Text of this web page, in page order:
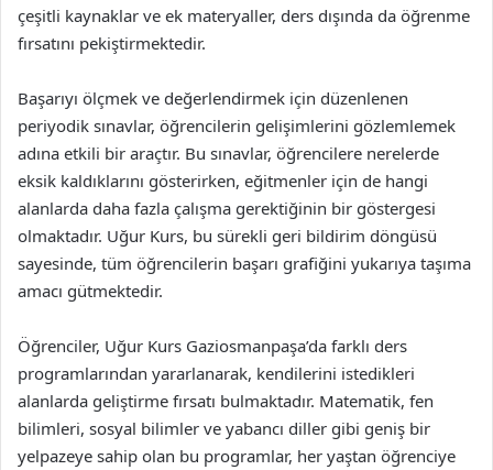
çeşitli kaynaklar ve ek materyaller, ders dışında da öğrenme
fırsatını pekiştirmektedir.
Başarıyı ölçmek ve değerlendirmek için düzenlenen
periyodik sınavlar, öğrencilerin gelişimlerini gözlemlemek
adına etkili bir araçtır. Bu sınavlar, öğrencilere nerelerde
eksik kaldıklarını gösterirken, eğitmenler için de hangi
alanlarda daha fazla çalışma gerektiğinin bir göstergesi
olmaktadır. Uğur Kurs, bu sürekli geri bildirim döngüsü
sayesinde, tüm öğrencilerin başarı grafiğini yukarıya taşıma
amacı gütmektedir.
Öğrenciler, Uğur Kurs Gaziosmanpaşa’da farklı ders
programlarından yararlanarak, kendilerini istedikleri
alanlarda geliştirme fırsatı bulmaktadır. Matematik, fen
bilimleri, sosyal bilimler ve yabancı diller gibi geniş bir
yelpazeye sahip olan bu programlar, her yaştan öğrenciye